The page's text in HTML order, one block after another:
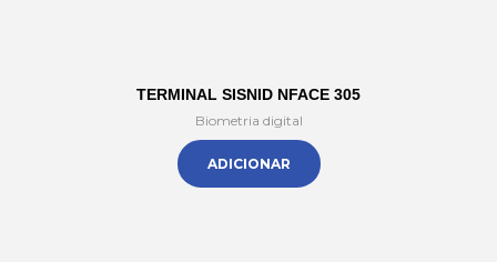
TERMINAL SISNID NFACE 305
Biometria digital
ADICIONAR